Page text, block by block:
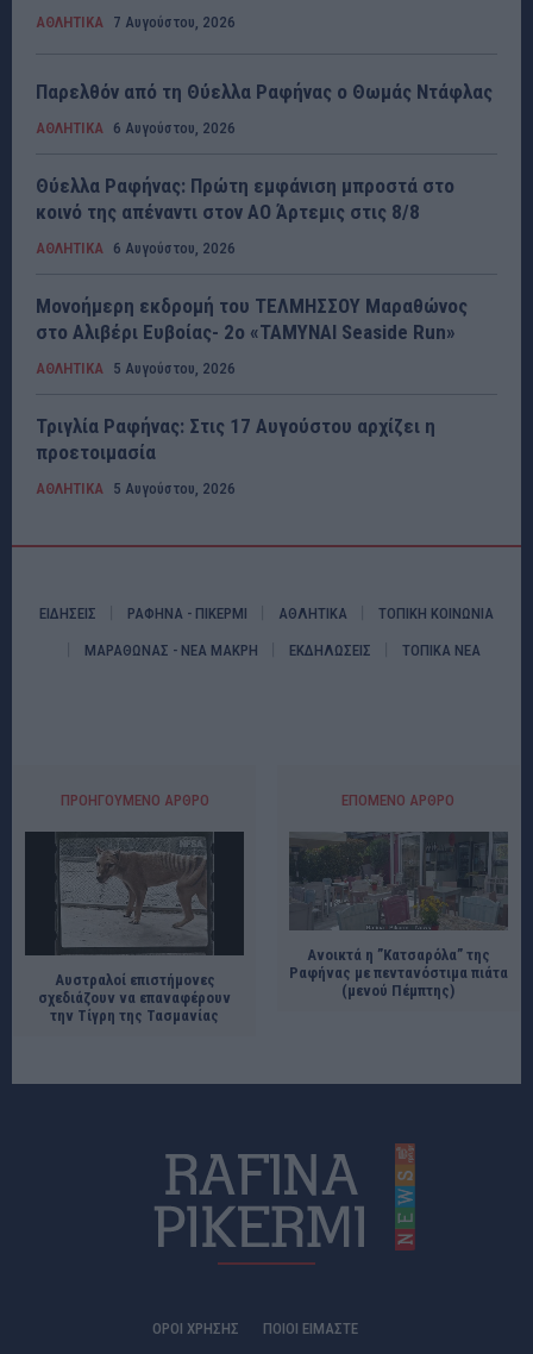
ΑΘΛΗΤΙΚΑ 7 Αυγούστου, 2026
Παρελθόν από τη Θύελλα Ραφήνας ο Θωμάς Ντάφλας
ΑΘΛΗΤΙΚΑ 6 Αυγούστου, 2026
Θύελλα Ραφήνας: Πρώτη εμφάνιση μπροστά στο
κοινό της απέναντι στον ΑΟ Άρτεμις στις 8/8
ΑΘΛΗΤΙΚΑ 6 Αυγούστου, 2026
Μονοήμερη εκδρομή του ΤΕΛΜΗΣΣΟΥ Μαραθώνος
στο Αλιβέρι Ευβοίας- 2ο «ΤΑΜΥΝΑΙ Seaside Run»
ΑΘΛΗΤΙΚΑ 5 Αυγούστου, 2026
Τριγλία Ραφήνας: Στις 17 Αυγούστου αρχίζει η
προετοιμασία
ΑΘΛΗΤΙΚΑ 5 Αυγούστου, 2026
ΕΙΔΗΣΕΙΣ ΡΑΦΗΝΑ - ΠΙΚΕΡΜΙ ΑΘΛΗΤΙΚΑ ΤΟΠΙΚΗ ΚΟΙΝΩΝΙΑ
ΜΑΡΑΘΩΝΑΣ - ΝΕΑ ΜΑΚΡΗ ΕΚΔΗΛΩΣΕΙΣ ΤΟΠΙΚΑ ΝΕΑ
ΠΡΟΗΓΟΎΜΕΝΟ ΆΡΘΡΟ
Αυστραλοί επιστήμονες
σχεδιάζουν να επαναφέρουν
την Τίγρη της Τασμανίας
ΕΠΌΜΕΝΟ ΆΡΘΡΟ
Ανοικτά η ”Κατσαρόλα” της
Ραφήνας με πεντανόστιμα πιάτα
(μενού Πέμπτης)
ΟΡΟΙ ΧΡΗΣΗΣ
ΠΟΙΟΊ ΕΊΜΑΣΤΕ